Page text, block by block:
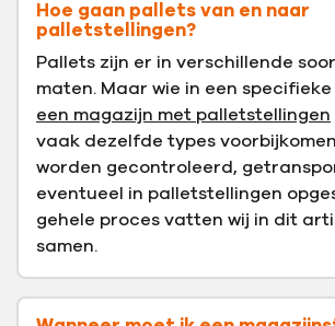
Hoe gaan pallets van en naar
palletstellingen?
Pallets zijn er in verschillende
maten. Maar wie in een
een magazijn met palletstellingen
vaak dezelfde types
worden gecontroleerd,
eventueel in palletstellingen
gehele proces vatten wij in dit
samen.